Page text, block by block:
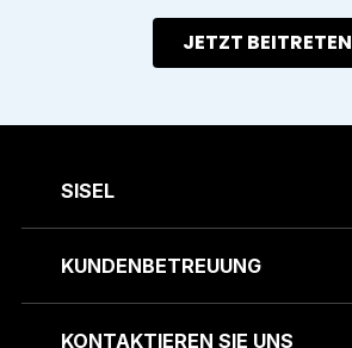
JETZT BEITRETEN
SISEL
KUNDENBETREUUNG
KONTAKTIEREN SIE UNS